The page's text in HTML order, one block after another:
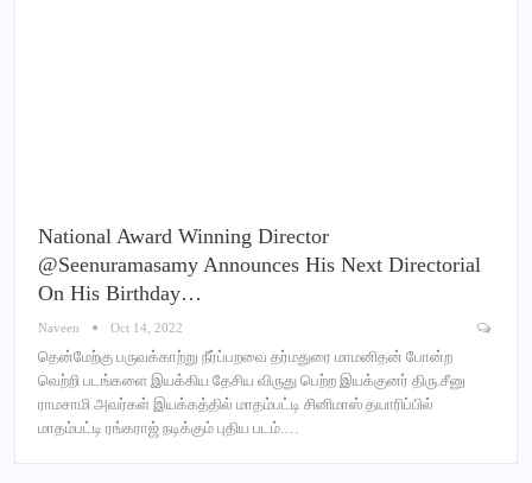
National Award Winning Director
@seenuramasamy Announces His Next Directorial
On His Birthday…
Naveen Oct 14, 2022
தென்மேற்கு பருவக்காற்று நீர்ப்பறவை தர்மதுரை மாமனிதன் போன்ற
வெற்றி படங்களை இயக்கிய தேசிய விருது பெற்ற இயக்குனர் திரு.சீனு
ராமசாமி அவர்கள் இயக்கத்தில் மாதம்பட்டி சினிமாஸ் தயாரிப்பில்
மாதம்பட்டி ரங்கராஜ் நடிக்கும் புதிய படம்.…